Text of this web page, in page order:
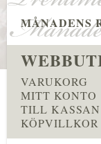
MÅNADENS
VARUKORG
MITT KONTO
TILL KASSAN
KÖPVILLKOR